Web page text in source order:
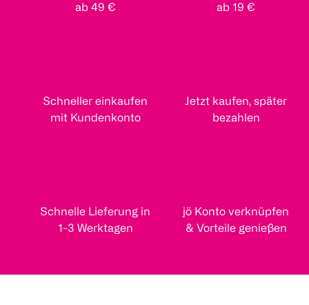
ab 49 €
ab 19 €
Schneller einkaufen
mit Kundenkonto
Jetzt kaufen, später
bezahlen
Schnelle Lieferung in
1-3 Werktagen
jö Konto verknüpfen
& Vorteile genießen